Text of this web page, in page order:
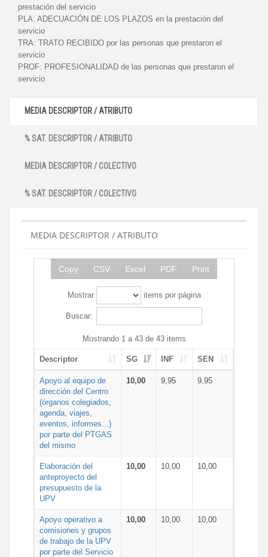
prestación del servicio
PLA: ADECUACIÓN DE LOS PLAZOS en la prestación del
servicio
TRA: TRATO RECIBIDO por las personas que prestaron el
servicio
PROF: PROFESIONALIDAD de las personas que prestaron el
servicio
MEDIA DESCRIPTOR / ATRIBUTO
% SAT. DESCRIPTOR / ATRIBUTO
MEDIA DESCRIPTOR / COLECTIVO
% SAT. DESCRIPTOR / COLECTIVO
MEDIA DESCRIPTOR / ATRIBUTO
Copy CSV Excel PDF Print
Mostrar items por página
Buscar:
Mostrando 1 a 43 de 43 items
Descriptor SG INF SEN
Apoyo al equipo de
dirección del Centro
(órganos colegiados,
agenda, viajes,
eventos, informes...)
por parte del PTGAS
del mismo
10,00 9,95 9,95
Elaboración del
anteproyecto del
presupuesto de la
UPV
10,00 10,00 10,00
Apoyo operativo a
comisiones y grupos
de trabajo de la UPV
por parte del Servicio
10,00 10,00 10,00